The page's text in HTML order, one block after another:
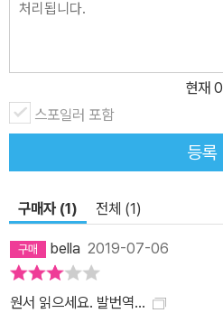
현재 0
스포일러 포함
등록
구매자 (1) 전체 (1)
bella 2019-07-06
원서 읽으세요. 발번역...